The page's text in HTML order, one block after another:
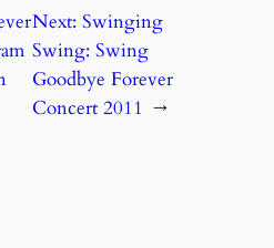
Next:Swinging
Swing: Swing
Goodbye Forever
Concert 2011 →